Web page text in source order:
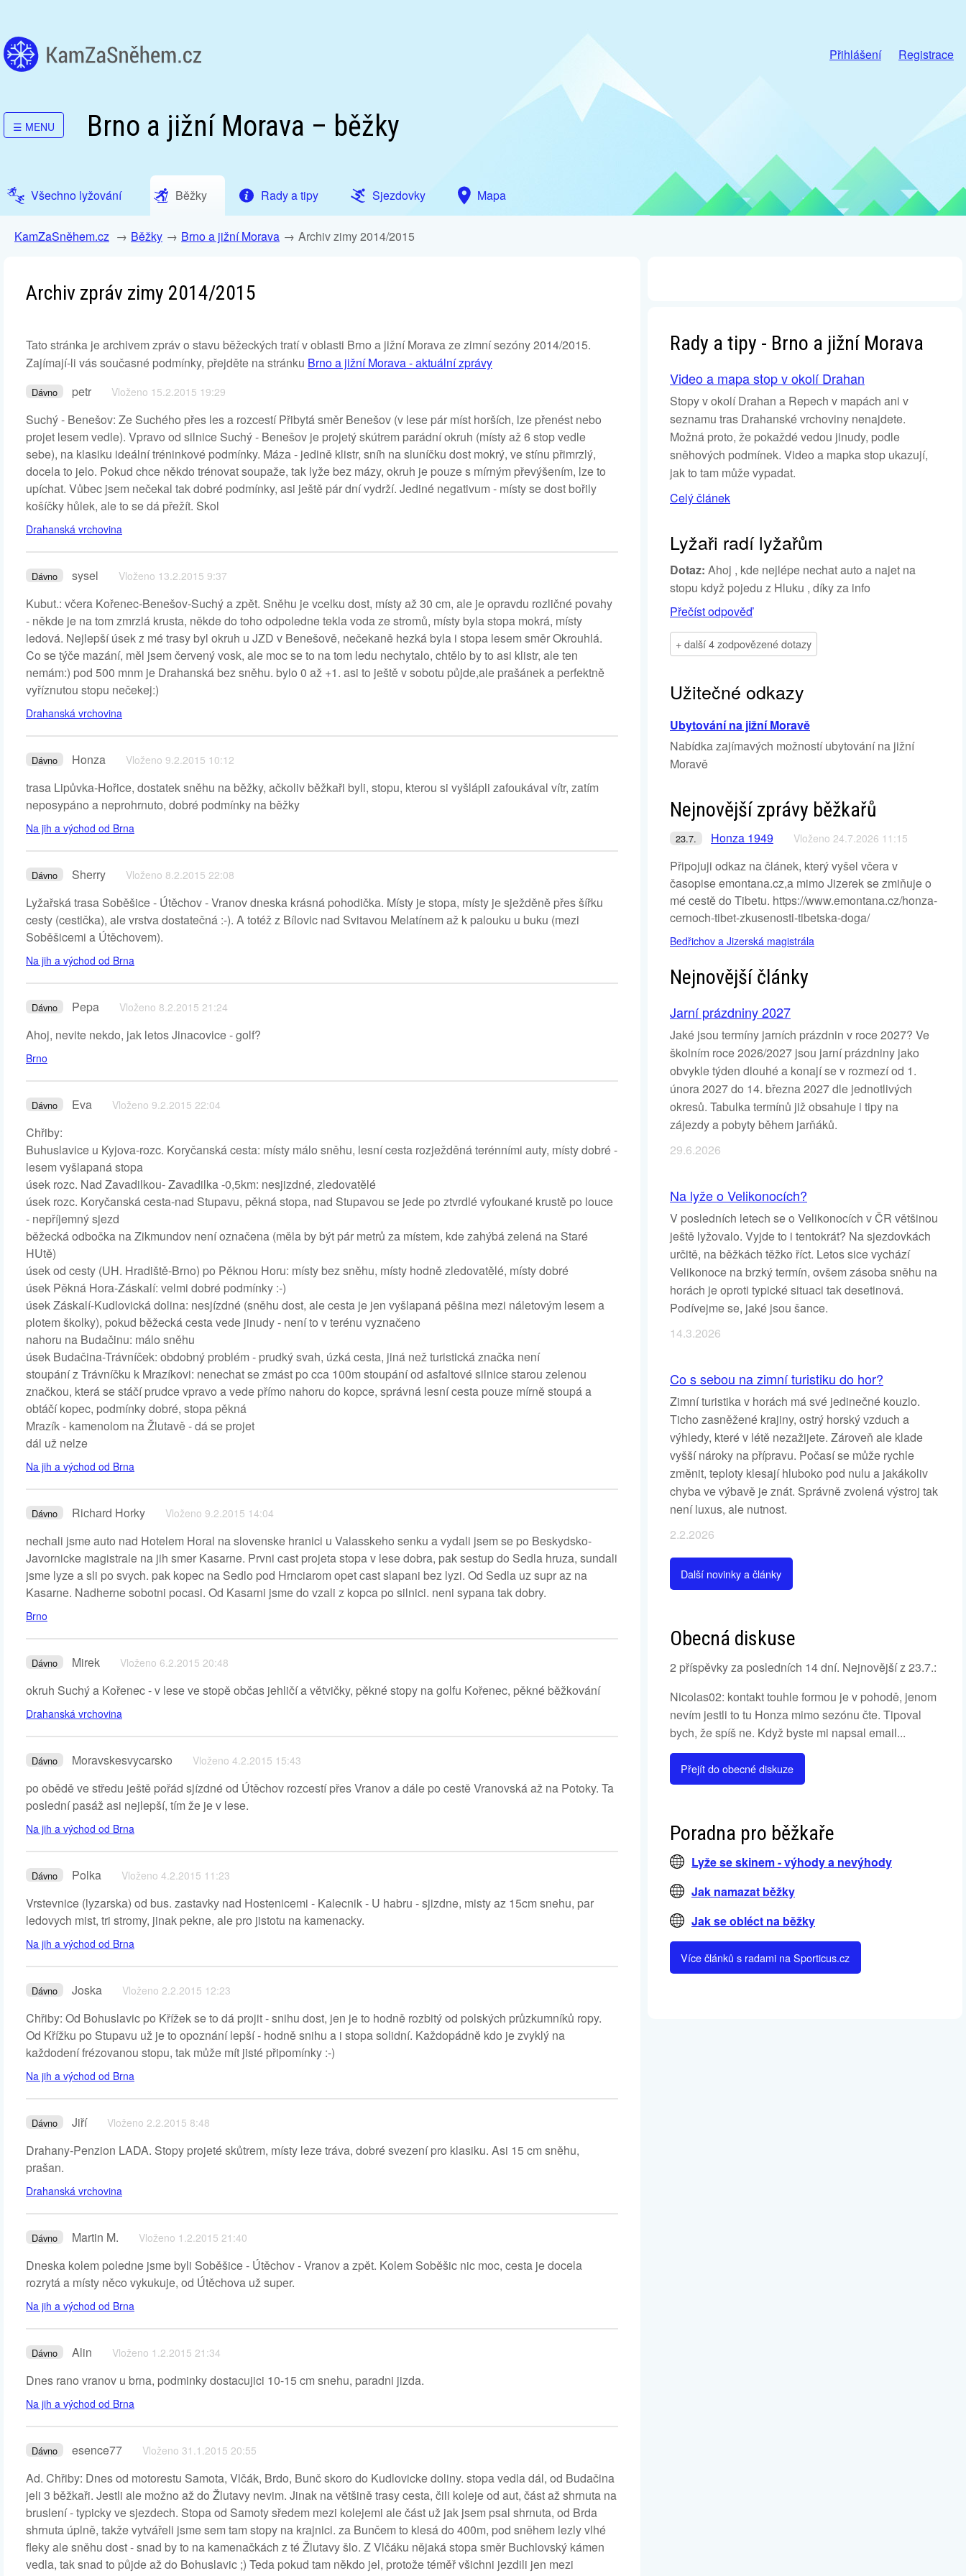
Přihlášení Registrace
☰ MENU Brno a jižní Morava – běžky
Všechno lyžování Běžky Rady a tipy Sjezdovky Mapa
KamZaSněhem.cz Běžky Brno a jižní Morava Archiv zimy 2014/2015
Archiv zpráv zimy 2014/2015
Tato stránka je archivem zpráv o stavu běžeckých tratí v oblasti Brno a jižní Morava ze zimní sezóny 2014/2015.
Zajímají-li vás současné podmínky, přejděte na stránku Brno a jižní Morava - aktuální zprávy
Dávno petr Vloženo 15.2.2015 19:29
Suchý - Benešov: Ze Suchého přes les a rozcestí Přibytá směr Benešov (v lese pár míst horších, lze přenést nebo
projet lesem vedle). Vpravo od silnice Suchý - Benešov je projetý skútrem parádní okruh (místy až 6 stop vedle
sebe), na klasiku ideální tréninkové podmínky. Máza - jedině klistr, sníh na sluníčku dost mokrý, ve stínu přimrzlý,
docela to jelo. Pokud chce někdo trénovat soupaže, tak lyže bez mázy, okruh je pouze s mírným převýšením, lze to
upíchat. Vůbec jsem nečekal tak dobré podmínky, asi ještě pár dní vydrží. Jediné negativum - místy se dost bořily
košíčky hůlek, ale to se dá přežít. Skol
Drahanská vrchovina
Dávno sysel Vloženo 13.2.2015 9:37
Kubut.: včera Kořenec-Benešov-Suchý a zpět. Sněhu je vcelku dost, místy až 30 cm, ale je opravdu rozličné povahy
- někde je na tom zmrzlá krusta, někde do toho odpoledne tekla voda ze stromů, místy byla stopa mokrá, místy
ledová. Nejlepší úsek z mé trasy byl okruh u JZD v Benešově, nečekaně hezká byla i stopa lesem směr Okrouhlá.
Co se týče mazání, měl jsem červený vosk, ale moc se to na tom ledu nechytalo, chtělo by to asi klistr, ale ten
nemám:) pod 500 mnm je Drahanská bez sněhu. bylo 0 až +1. asi to ještě v sobotu půjde,ale prašánek a perfektně
vyříznutou stopu nečekej:)
Drahanská vrchovina
Dávno Honza Vloženo 9.2.2015 10:12
trasa Lipůvka-Hořice, dostatek sněhu na běžky, ačkoliv běžkaři byli, stopu, kterou si vyšlápli zafoukával vítr, zatím
neposypáno a neprohrnuto, dobré podmínky na běžky
Na jih a východ od Brna
Dávno Sherry Vloženo 8.2.2015 22:08
Lyžařská trasa Soběšice - Útěchov - Vranov dneska krásná pohodička. Místy je stopa, místy je sježděně přes šířku
cesty (cestička), ale vrstva dostatečná :-). A totéž z Bílovic nad Svitavou Melatínem až k palouku u buku (mezi
Soběšicemi a Útěchovem).
Na jih a východ od Brna
Dávno Pepa Vloženo 8.2.2015 21:24
Ahoj, nevite nekdo, jak letos Jinacovice - golf?
Brno
Dávno Eva Vloženo 9.2.2015 22:04
Chřiby:
Buhuslavice u Kyjova-rozc. Koryčanská cesta: místy málo sněhu, lesní cesta rozježděná terénními auty, místy dobré -
lesem vyšlapaná stopa
úsek rozc. Nad Zavadilkou- Zavadilka -0,5km: nesjizdné, zledovatělé
úsek rozc. Koryčanská cesta-nad Stupavu, pěkná stopa, nad Stupavou se jede po ztvrdlé vyfoukané krustě po louce
- nepříjemný sjezd
běžecká odbočka na Zikmundov není označena (měla by být pár metrů za místem, kde zahýbá zelená na Staré
HUtě)
úsek od cesty (UH. Hradiště-Brno) po Pěknou Horu: místy bez sněhu, místy hodně zledovatělé, místy dobré
úsek Pěkná Hora-Záskalí: velmi dobré podmínky :-)
úsek Záskalí-Kudlovická dolina: nesjízdné (sněhu dost, ale cesta je jen vyšlapaná pěšina mezi náletovým lesem a
plotem školky), pokud běžecká cesta vede jinudy - není to v terénu vyznačeno
nahoru na Budačinu: málo sněhu
úsek Budačina-Trávníček: obdobný problém - prudký svah, úzká cesta, jiná než turistická značka není
stoupání z Trávníčku k Mrazíkovi: nenechat se zmást po cca 100m stoupání od asfaltové silnice starou zelenou
značkou, která se stáčí prudce vpravo a vede přímo nahoru do kopce, správná lesní cesta pouze mírně stoupá a
obtáčí kopec, podmínky dobré, stopa pěkná
Mrazík - kamenolom na Žlutavě - dá se projet
dál už nelze
Na jih a východ od Brna
Dávno Richard Horky Vloženo 9.2.2015 14:04
nechali jsme auto nad Hotelem Horal na slovenske hranici u Valasskeho senku a vydali jsem se po Beskydsko-
Javornicke magistrale na jih smer Kasarne. Prvni cast projeta stopa v lese dobra, pak sestup do Sedla hruza, sundali
jsme lyze a sli po svych. pak kopec na Sedlo pod Hrnciarom opet cast slapani bez lyzi. Od Sedla uz supr az na
Kasarne. Nadherne sobotni pocasi. Od Kasarni jsme do vzali z kopca po silnici. neni sypana tak dobry.
Brno
Dávno Mirek Vloženo 6.2.2015 20:48
okruh Suchý a Kořenec - v lese ve stopě občas jehličí a větvičky, pěkné stopy na golfu Kořenec, pěkné běžkování
Drahanská vrchovina
Dávno Moravskesvycarsko Vloženo 4.2.2015 15:43
po obědě ve středu ještě pořád sjízdné od Útěchov rozcestí přes Vranov a dále po cestě Vranovská až na Potoky. Ta
poslední pasáž asi nejlepší, tím že je v lese.
Na jih a východ od Brna
Dávno Polka Vloženo 4.2.2015 11:23
Vrstevnice (lyzarska) od bus. zastavky nad Hostenicemi - Kalecnik - U habru - sjizdne, misty az 15cm snehu, par
ledovych mist, tri stromy, jinak pekne, ale pro jistotu na kamenacky.
Na jih a východ od Brna
Dávno Joska Vloženo 2.2.2015 12:23
Chřiby: Od Bohuslavic po Křížek se to dá projit - snihu dost, jen je to hodně rozbitý od polských průzkumníků ropy.
Od Křížku po Stupavu už je to opoznání lepší - hodně snihu a i stopa solidní. Každopádně kdo je zvyklý na
každodení frézovanou stopu, tak může mít jisté připomínky :-)
Na jih a východ od Brna
Dávno Jiří Vloženo 2.2.2015 8:48
Drahany-Penzion LADA. Stopy projeté skůtrem, místy leze tráva, dobré svezení pro klasiku. Asi 15 cm sněhu,
prašan.
Drahanská vrchovina
Dávno Martin M. Vloženo 1.2.2015 21:40
Dneska kolem poledne jsme byli Soběšice - Útěchov - Vranov a zpět. Kolem Soběšic nic moc, cesta je docela
rozrytá a místy něco vykukuje, od Útěchova už super.
Na jih a východ od Brna
Dávno Alin Vloženo 1.2.2015 21:34
Dnes rano vranov u brna, podminky dostacujici 10-15 cm snehu, paradni jizda.
Na jih a východ od Brna
Dávno esence77 Vloženo 31.1.2015 20:55
Ad. Chřiby: Dnes od motorestu Samota, Vlčák, Brdo, Bunč skoro do Kudlovicke doliny. stopa vedla dál, od Budačina
jeli 3 běžkaři. Jestli ale možno až do Žlutavy nevim. Jinak na většině trasy cesta, čili koleje od aut, část až shrnuta na
bruslení - typicky ve sjezdech. Stopa od Samoty sředem mezi kolejemi ale část už jak jsem psal shrnuta, od Brda
shrnuta úplně, takže vytvářeli jsme sem tam stopy na krajnici. za Bunčem to klesá do 400m, pod sněhem lezly vlhé
fleky ale sněhu dost - snad by to na kamenačkách z té Žlutavy šlo. Z Vlčáku nějaká stopa směr Buchlovský kámen
vedla, tak snad to půjde až do Bohuslavic ;) Teda pokud tam někdo jel, protože téměř všichni jezdili jen mezi
Rady a tipy - Brno a jižní Morava
Video a mapa stop v okolí Drahan
Stopy v okolí Drahan a Repech v mapách ani v
seznamu tras Drahanské vrchoviny nenajdete.
Možná proto, že pokaždé vedou jinudy, podle
sněhových podmínek. Video a mapka stop ukazují,
jak to tam může vypadat.
Celý článek
Lyžaři radí lyžařům
Dotaz: Ahoj , kde nejlépe nechat auto a najet na
stopu když pojedu z Hluku , díky za info
Přečíst odpověď
+ další 4 zodpovězené dotazy
Užitečné odkazy
Ubytování na jižní Moravě
Nabídka zajímavých možností ubytování na jižní
Moravě
Nejnovější zprávy běžkařů
23.7. Honza 1949 Vloženo 24.7.2026 11:15
Připojuji odkaz na článek, který vyšel včera v
časopise emontana.cz,a mimo Jizerek se zmiňuje o
mé cestě do Tibetu. https://www.emontana.cz/honza-
cernoch-tibet-zkusenosti-tibetska-doga/
Bedřichov a Jizerská magistrála
Nejnovější články
Jarní prázdniny 2027
Jaké jsou termíny jarních prázdnin v roce 2027? Ve
školním roce 2026/2027 jsou jarní prázdniny jako
obvykle týden dlouhé a konají se v rozmezí od 1.
února 2027 do 14. března 2027 dle jednotlivých
okresů. Tabulka termínů již obsahuje i tipy na
zájezdy a pobyty během jarňáků.
29.6.2026
Na lyže o Velikonocích?
V posledních letech se o Velikonocích v ČR většinou
ještě lyžovalo. Vyjde to i tentokrát? Na sjezdovkách
určitě, na běžkách těžko říct. Letos sice vychází
Velikonoce na brzký termín, ovšem zásoba sněhu na
horách je oproti typické situaci tak desetinová.
Podívejme se, jaké jsou šance.
14.3.2026
Co s sebou na zimní turistiku do hor?
Zimní turistika v horách má své jedinečné kouzlo.
Ticho zasněžené krajiny, ostrý horský vzduch a
výhledy, které v létě nezažijete. Zároveň ale klade
vyšší nároky na přípravu. Počasí se může rychle
změnit, teploty klesají hluboko pod nulu a jakákoliv
chyba ve výbavě je znát. Správně zvolená výstroj tak
není luxus, ale nutnost.
2.2.2026
Další novinky a články
Obecná diskuse
2 příspěvky za posledních 14 dní. Nejnovější z 23.7.:
Nicolas02: kontakt touhle formou je v pohodě, jenom
nevím jestli to tu Honza mimo sezónu čte. Tipoval
bych, že spíš ne. Když byste mi napsal email...
Přejít do obecné diskuze
Poradna pro běžkaře
Lyže se skinem - výhody a nevýhody
Jak namazat běžky
Jak se obléct na běžky
Více článků s radami na Sporticus.cz